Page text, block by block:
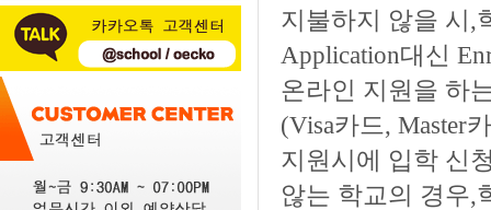
지불하지 않을 시,
Application대신
온라인 지원을 하
(Visa카드, Master
지원시에 입학 신
않는 학교의 경우,